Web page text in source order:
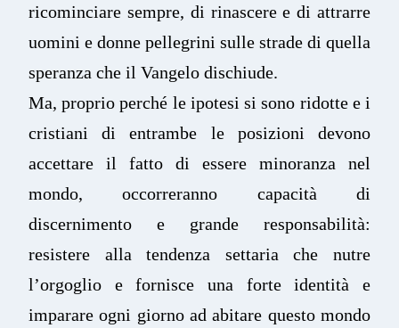
ricominciare sempre, di rinascere e di attrarre
uomini e donne pellegrini sulle strade di quella
speranza che il Vangelo dischiude.
Ma, proprio perché le ipotesi si sono ridotte e i
cristiani di entrambe le posizioni devono
accettare il fatto di essere minoranza nel
mondo, occorreranno capacità di
discernimento e grande responsabilità:
resistere alla tendenza settaria che nutre
l’orgoglio e fornisce una forte identità e
imparare ogni giorno ad abitare questo mondo